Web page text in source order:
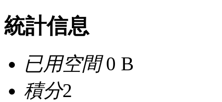
統計信息
已用空間0 B
積分2